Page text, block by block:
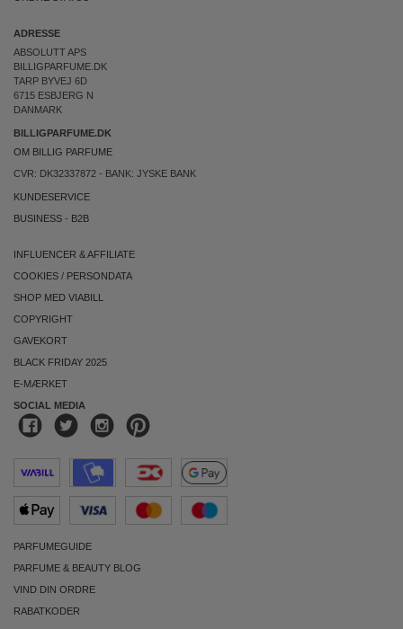
ADRESSE
ABSOLUTT APS
BILLIGPARFUME.DK
TARP BYVEJ 6D
6715 ESBJERG N
DANMARK
BILLIGPARFUME.DK
OM BILLIG PARFUME
CVR: DK32337872 - BANK: JYSKE BANK
KUNDESERVICE
BUSINESS - B2B
INFLUENCER & AFFILIATE
COOKIES / PERSONDATA
SHOP MED VIABILL
COPYRIGHT
GAVEKORT
BLACK FRIDAY 2025
E-MÆRKET
SOCIAL MEDIA
PARFUMEGUIDE
PARFUME & BEAUTY BLOG
VIND DIN ORDRE
RABATKODER